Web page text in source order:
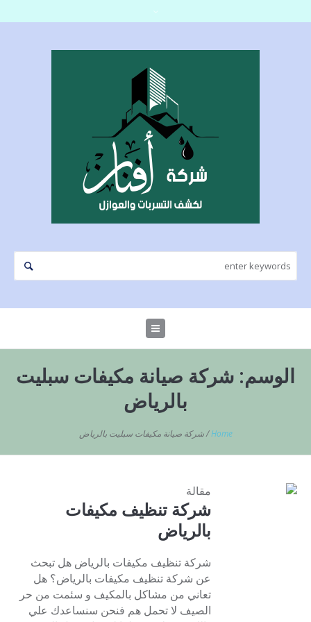
الوسم: شركة صيانة مكيفات سبليت
بالرياض
Home
/شركة صيانة مكيفات سبليت بالرياض
مقالة
شركة تنظيف مكيفات
بالرياض
شركة تنظيف مكيفات بالرياض هل تبحث
عن شركة تنظيف مكيفات بالرياض؟ هل
تعاني من مشاكل بالمكيف و سئمت من حر
الصيف لا تحمل هم فنحن سنساعدك علي